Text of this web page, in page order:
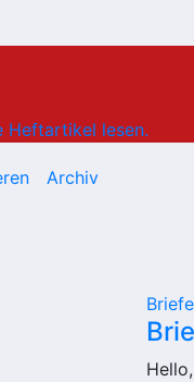
Heftartikel lesen.
Archiv
Briefe